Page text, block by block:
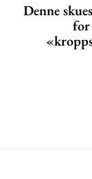
Denne
for